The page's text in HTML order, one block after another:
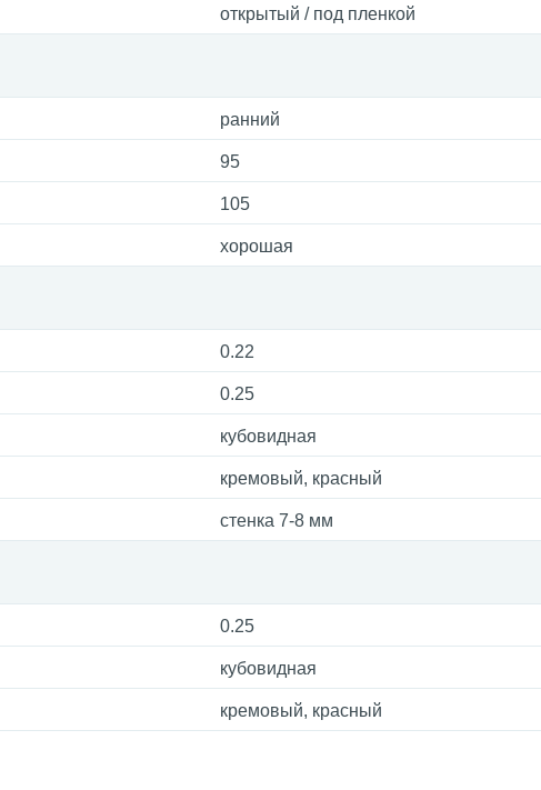
открытый / под пленкой
ранний
95
105
хорошая
0.22
0.25
кубовидная
кремовый, красный
стенка 7-8 мм
0.25
кубовидная
кремовый, красный